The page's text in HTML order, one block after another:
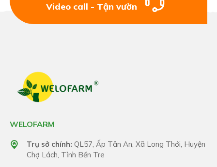
Video call - Tận vườn
WELOFARM
Trụ sở chính: QL57, Ấp Tân An, Xã Long Thới, Huyện
Chợ Lách, Tỉnh Bến Tre